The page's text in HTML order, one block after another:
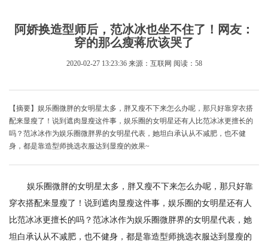
阿娇换造型师后，范冰冰也坐不住了！网友：
穿的那么瘦蒋欣该哭了
2020-02-27 13:23:36 来源：互联网 阅读：58
【摘要】娱乐圈微胖的女明星太多，胖又瘦不下来怎么办呢，那只好靠穿衣搭
配来显瘦了！说到遮肉显瘦这件事，娱乐圈的女明星还有人比范冰冰更擅长的
吗？范冰冰作为娱乐圈微胖界的女明星代表，她坦白承认从不减肥，也不健
身，都是靠造型师挑选衣服达到显瘦的效果~
娱乐圈微胖的女明星太多，胖又瘦不下来怎么办呢，那只好靠
穿衣搭配来显瘦了！说到遮肉显瘦这件事，娱乐圈的女明星还有人
比范冰冰更擅长的吗？范冰冰作为娱乐圈微胖界的女明星代表，她
坦白承认从不减肥，也不健身，都是靠造型师挑选衣服达到显瘦的